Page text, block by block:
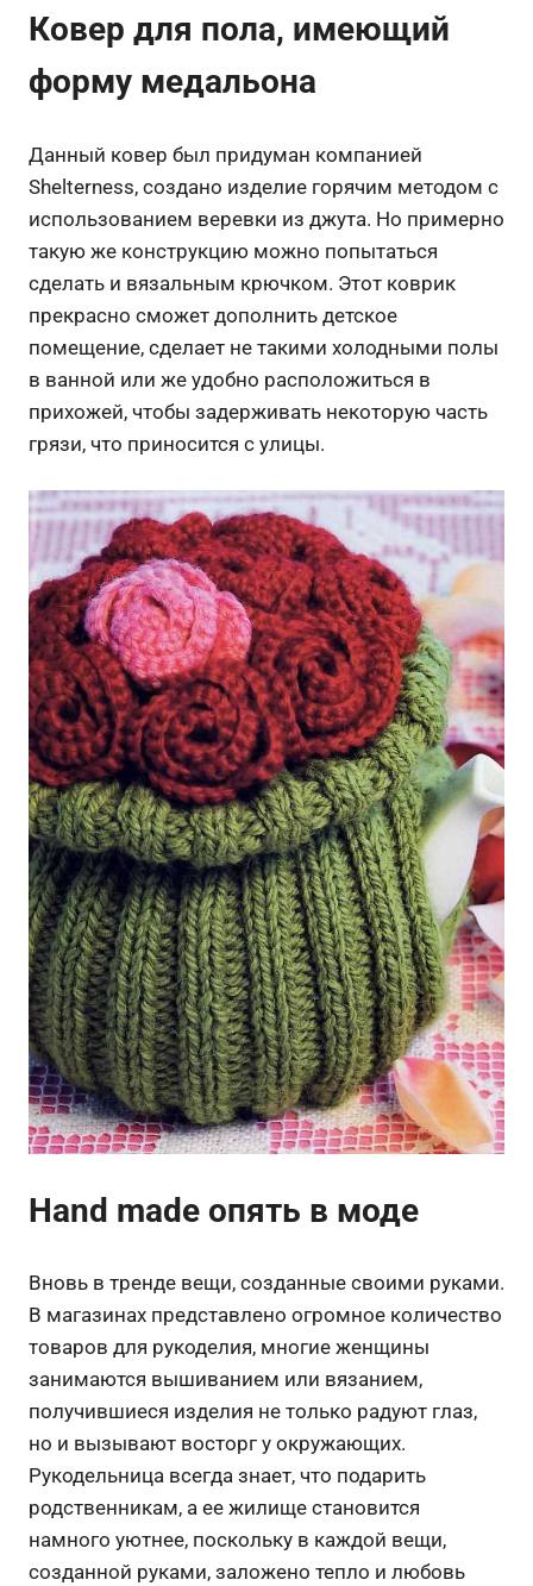
Ковер для пола, имеющий
форму медальона
Данный ковер был придуман компанией
Shelterness, создано изделие горячим методом с
использованием веревки из джута. Но примерно
такую же конструкцию можно попытаться
сделать и вязальным крючком. Этот коврик
прекрасно сможет дополнить детское
помещение, сделает не такими холодными полы
в ванной или же удобно расположиться в
прихожей, чтобы задерживать некоторую часть
грязи, что приносится с улицы.
Hand made опять в моде
Вновь в тренде вещи, созданные своими руками.
В магазинах представлено огромное количество
товаров для рукоделия, многие женщины
занимаются вышиванием или вязанием,
получившиеся изделия не только радуют глаз,
но и вызывают восторг у окружающих.
Рукодельница всегда знает, что подарить
родственникам, а ее жилище становится
намного уютнее, поскольку в каждой вещи,
созданной руками, заложено тепло и любовь